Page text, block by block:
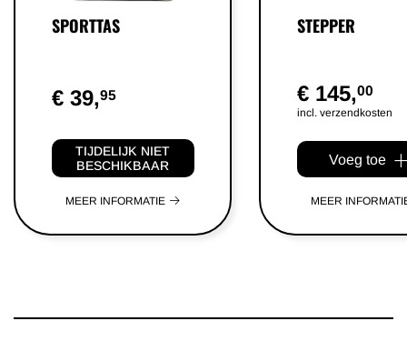
SPORTTAS
€ 39,95
TIJDELIJK NIET
BESCHIKBAAR
MEER INFORMATIE
STEPPER
€ 145,00
incl. verzendkosten
Voeg toe
MEER